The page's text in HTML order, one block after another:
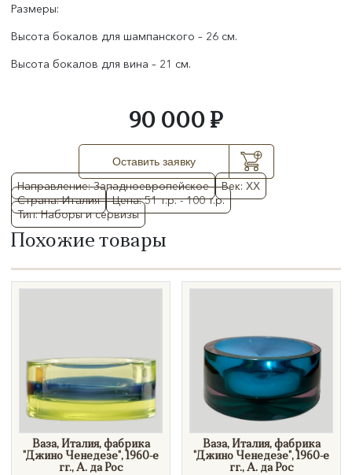
Направление: Западноевропейское
Век: XX
Страна: Италия
Цена: 51 т.р. - 100 т.р.
Тип: Наборы и сервизы
Размеры:
Высота бокалов для шампанского – 26 см.
Высота бокалов для вина – 21 см.
90 000 ₽
Оставить заявку
Похожие товары
Ваза, Италия, фабрика
"Джино Ченедезе", 1960-е
гг., А. да Рос
Ваза, Италия, фабрика
"Джино Ченедезе", 1960-е
гг., А. да Рос